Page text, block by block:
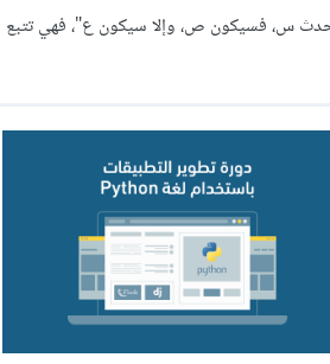
حدث س، فسيكون ص، وإلا سيكون ع"، فهي تتبع